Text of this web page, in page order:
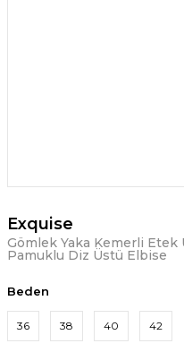
Exquise
Gömlek Yaka Kemerli Etek
Pamuklu Diz Üstü Elbise
Beden
36 38 40 42